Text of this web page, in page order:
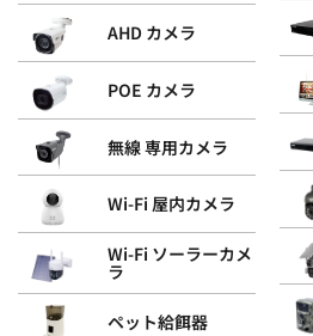
AHD カメラ
POE カメラ
無線 専用カメラ
Wi-Fi 屋内カメラ
Wi-Fi ソーラーカメ
ラ
ペット給餌器